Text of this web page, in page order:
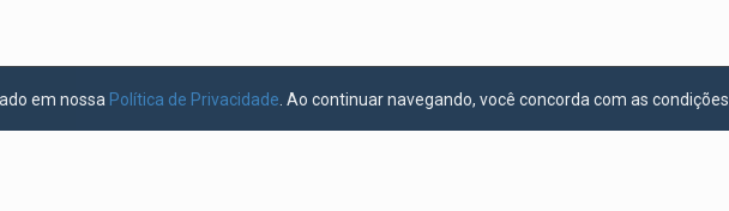
em nossa Política de Privacidade . Ao continuar navegando, você concorda com as condições.